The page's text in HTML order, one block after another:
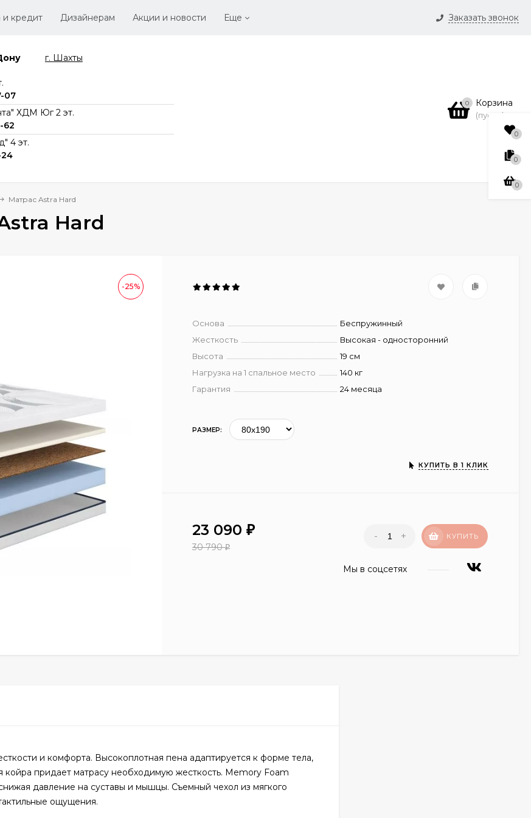
Заказать звонок
и кредит Дизайнерам Акции и новости Еще
г. Шахты
07
ХДМ Юг 2 эт.
62
4 эт.
24
0 Корзина
(пусто)
Матрас Astra Hard
Hard
-25%
Основа
Беспружинный
Жесткость
Высокая - односторонний
Высота
19 см
Нагрузка на 1 спальное место
140 кг
Гарантия
24 месяца
РАЗМЕР:
КУПИТЬ В 1 КЛИК
23 090₽
30 790₽
- + КУПИТЬ
Мы в соцсетях
и комфорта. Высокоплотная пена адаптируется к форме тела,
придает матрасу необходимую жесткость. Memory Foam
давление на суставы и мышцы. Съемный чехол из мягкого
ощущения.
0
0
0